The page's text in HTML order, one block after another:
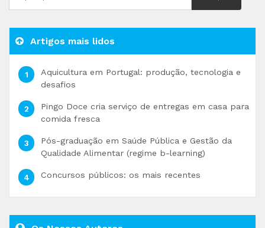
Artigos mais lidos
Aquicultura em Portugal: produção, tecnologia e
desafios
Pingo Doce cria serviço de entregas em casa para
comida fresca
Pós-graduação em Saúde Pública e Gestão da
Qualidade Alimentar (regime b-learning)
Concursos públicos: os mais recentes